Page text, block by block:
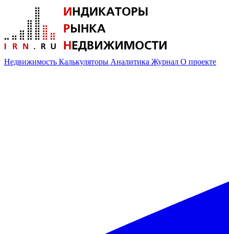
Недвижимость Калькуляторы Аналитика Журнал О проекте